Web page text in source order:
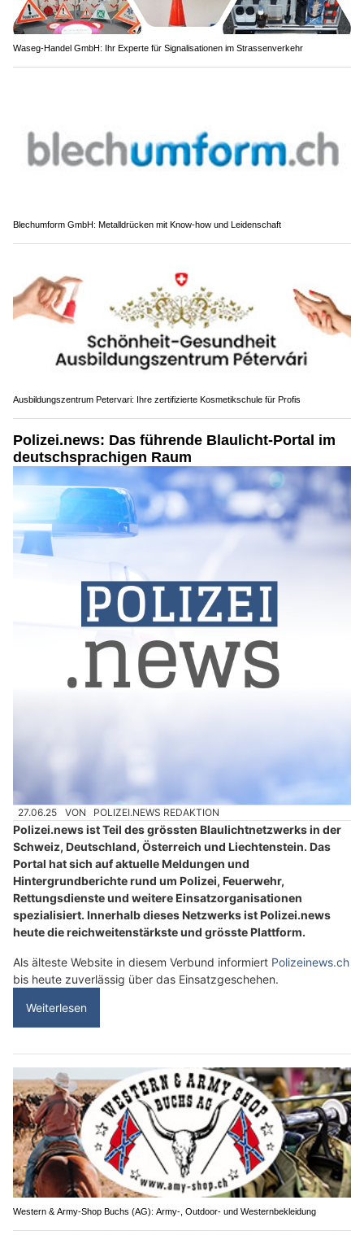
Waseg-Handel GmbH: Ihr Experte für Signalisationen im Strassenverkehr
Blechumform GmbH: Metalldrücken mit Know-how und Leidenschaft
Ausbildungszentrum Petervari: Ihre zertifizierte Kosmetikschule für Profis
Polizei.news: Das führende Blaulicht-Portal im
deutschsprachigen Raum
27.06.25 VON POLIZEI.NEWS REDAKTION
Polizei.news ist Teil des grössten Blaulichtnetzwerks in der
Schweiz, Deutschland, Österreich und Liechtenstein. Das
Portal hat sich auf aktuelle Meldungen und
Hintergrundberichte rund um Polizei, Feuerwehr,
Rettungsdienste und weitere Einsatzorganisationen
spezialisiert. Innerhalb dieses Netzwerks ist Polizei.news
heute die reichweitenstärkste und grösste Plattform.
Als älteste Website in diesem Verbund informiert Polizeinews.ch
bis heute zuverlässig über das Einsatzgeschehen.
Weiterlesen
Western & Army-Shop Buchs (AG): Army-, Outdoor- und Westernbekleidung